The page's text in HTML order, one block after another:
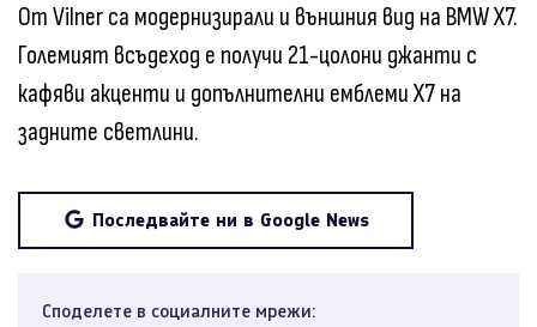
От Vilner са модернизирали и външния вид на BMW X7.
Големият всъдеход е получи 21-цолони джанти с
кафяви акценти и допълнителни емблеми X7 на
задните светлини.
Последвайте ни в Google News
Споделете в социалните мрежи: